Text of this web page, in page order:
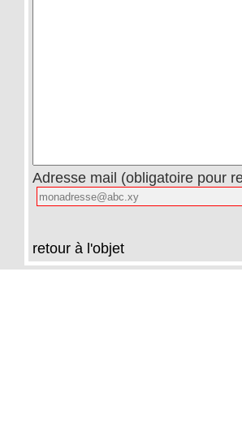
Adresse mail (obligatoire pour
retour à l'objet